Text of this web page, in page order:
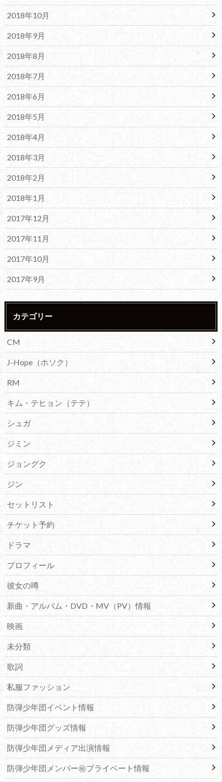
2018年10月
2018年9月
2018年8月
2018年7月
2018年6月
2018年5月
2018年4月
2018年3月
2018年2月
2018年1月
2017年12月
2017年11月
2017年10月
2017年9月
カテゴリー
CM
J-Hope（ホソク）
RM
キム・テヒョン（テテ）
シュガ
ジミン
ジョングク
ジン
セットリスト
チケット予約
ドラマ
プロフィール
彼女の噂
新曲・アルバム・DVD・MV（PV）情報
映画
未分類
歌詞
私服ファッション
防弾少年団イベント情報
防弾少年団グッズ情報
防弾少年団メディア出演情報
防弾少年団メンバー㊙プライベート情報